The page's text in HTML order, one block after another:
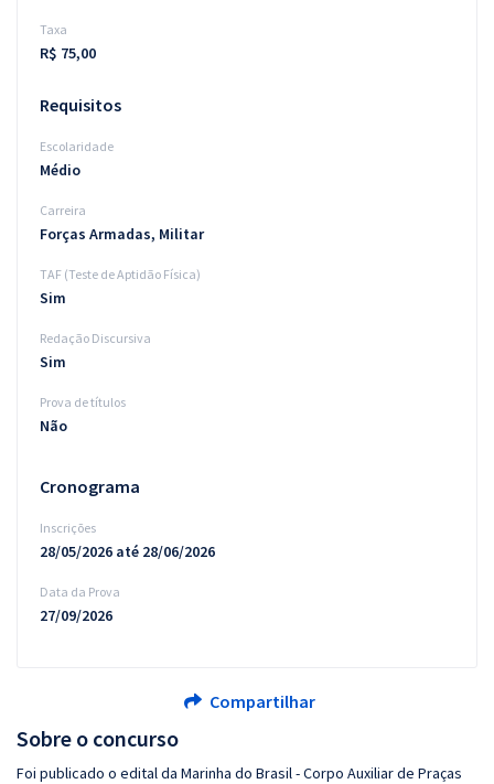
Sobre o concurso
Foi publicado o edital da Marinha do Brasil - Corpo Auxiliar de Praças
Taxa
R$ 75,00
Requisitos
Escolaridade
Médio
Carreira
Forças Armadas, Militar
TAF (Teste de Aptidão Física)
Sim
Redação Discursiva
Sim
Prova de títulos
Não
Cronograma
Inscrições
28/05/2026 até 28/06/2026
Data da Prova
27/09/2026
Compartilhar